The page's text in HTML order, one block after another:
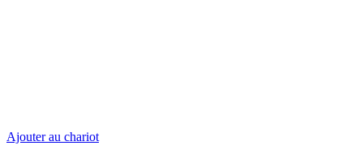
Ajouter au chariot